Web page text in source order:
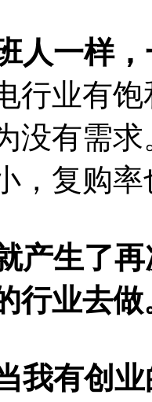
一样，
行业有
没有需
，复购
生了再
行业去做
有创业